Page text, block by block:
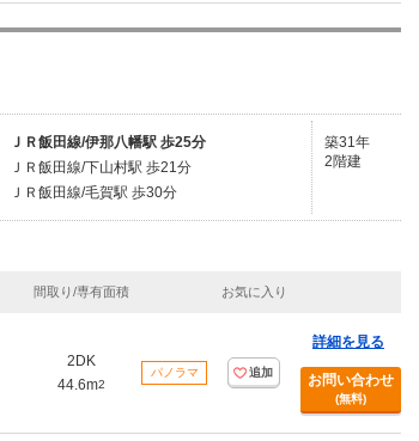
ＪＲ飯田線/伊那八幡駅 歩25分
ＪＲ飯田線/下山村駅 歩21分
ＪＲ飯田線/毛賀駅 歩30分
築31年
2階建
間取り/専有面積 お気に入り
2DK
44.6m2
パノラマ 追加
詳細を見る
お問い合わせ
(無料)